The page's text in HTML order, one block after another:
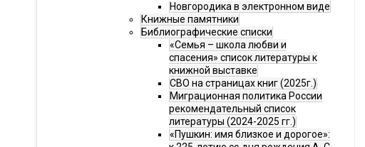
Новгородика в электронном виде
Книжные памятники
Библиографические списки
«Семья – школа любви и
спасения» список литературы к
книжной выставке
СВО на страницах книг (2025г.)
Миграционная политика России
рекомендательный список
литературы (2024-2025 гг.)
«Пушкин: имя близкое и дорогое»: